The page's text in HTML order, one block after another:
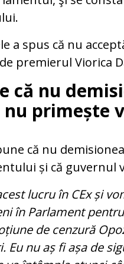
a spus că nu
premierul Viorica
că nu
primește
că nu
și că guvernul
lucru în CEx și
în Parlament
de cenzură
nu aș fi așa de